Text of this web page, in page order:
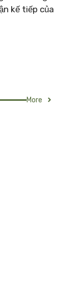
kế tiếp của
More